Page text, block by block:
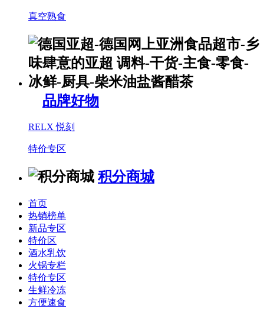
真空熟食
品牌好物
RELX 悦刻
特价专区
积分商城
首页
热销榜单
新品专区
特价区
酒水乳饮
火锅专栏
特价专区
生鲜冷冻
方便速食